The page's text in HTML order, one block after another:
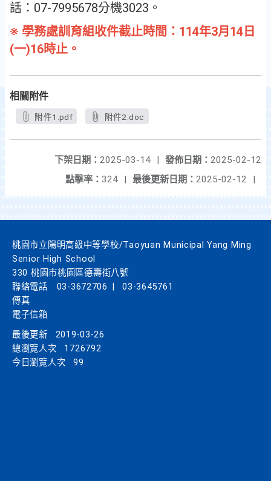
話：07-7995678分機3023。
※ 學務處訓育組收件截止時間：114年3月14日
(一)16時止。
相關附件
附件1.pdf 附件2.doc
發佈日期： 2025-02-12
下架日期： 2025-03-14
|
最後更新日期： 2025-02-12 |
點擊率： 324 |
桃園市立陽明高級中等學校/Taoyuan Municipal Yang Ming
Senior High School
330 桃園市桃園區德壽街八號
聯絡電話
03-3672706
03-3645761
傳真
電子信箱
最後更新
2019-03-26
總瀏覽人次
1726792
今日瀏覽人次
99